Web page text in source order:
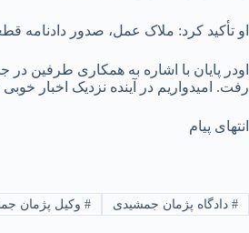
او تأکید کرد: ملاک عمل، صدور دادنامه
اودر پایان با اشاره به همکاری
رفت. امیدواریم در آینده نزدیک اخبار
انتهای پیام
#دادگاه پژمان جمشیدی #وکیل پژمان